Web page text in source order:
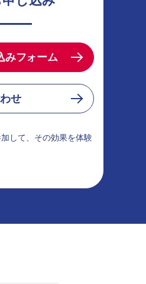
みフォーム
せ
して、その効果を体験